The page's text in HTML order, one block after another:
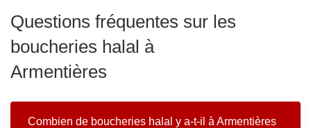
Questions fréquentes sur les
boucheries halal à
Armentières
Combien de boucheries halal y a-t-il à Armentières